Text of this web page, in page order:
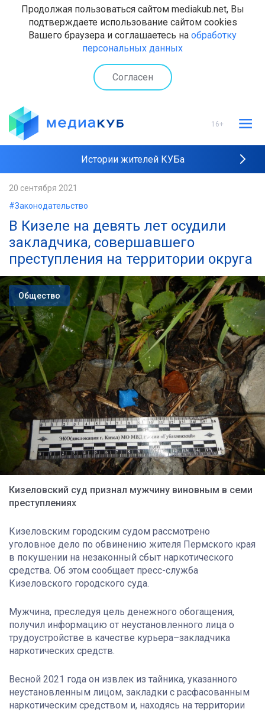
Продолжая пользоваться сайтом mediakub.net, Вы
подтверждаете использование сайтом cookies
Вашего браузера и соглашаетесь на обработку
персональных данных
Согласен
16+
Истории жителей КУБа
20 сентября 2021
#Законодательство
В Кизеле на девять лет осудили
закладчика, совершавшего
преступления на территории округа
Общество
Кизеловский суд признал мужчину виновным в семи
преступлениях
Кизеловским городским судом рассмотрено
уголовное дело по обвинению жителя Пермского края
в покушении на незаконный сбыт наркотического
средства. Об этом сообщает пресс-служба
Кизеловского городского суда.
Мужчина, преследуя цель денежного обогащения,
получил информацию от неустановленного лица о
трудоустройстве в качестве курьера–закладчика
наркотических средств.
Весной 2021 года он извлек из тайника, указанного
неустановленным лицом, закладки с расфасованным
наркотическим средством и, находясь на территории